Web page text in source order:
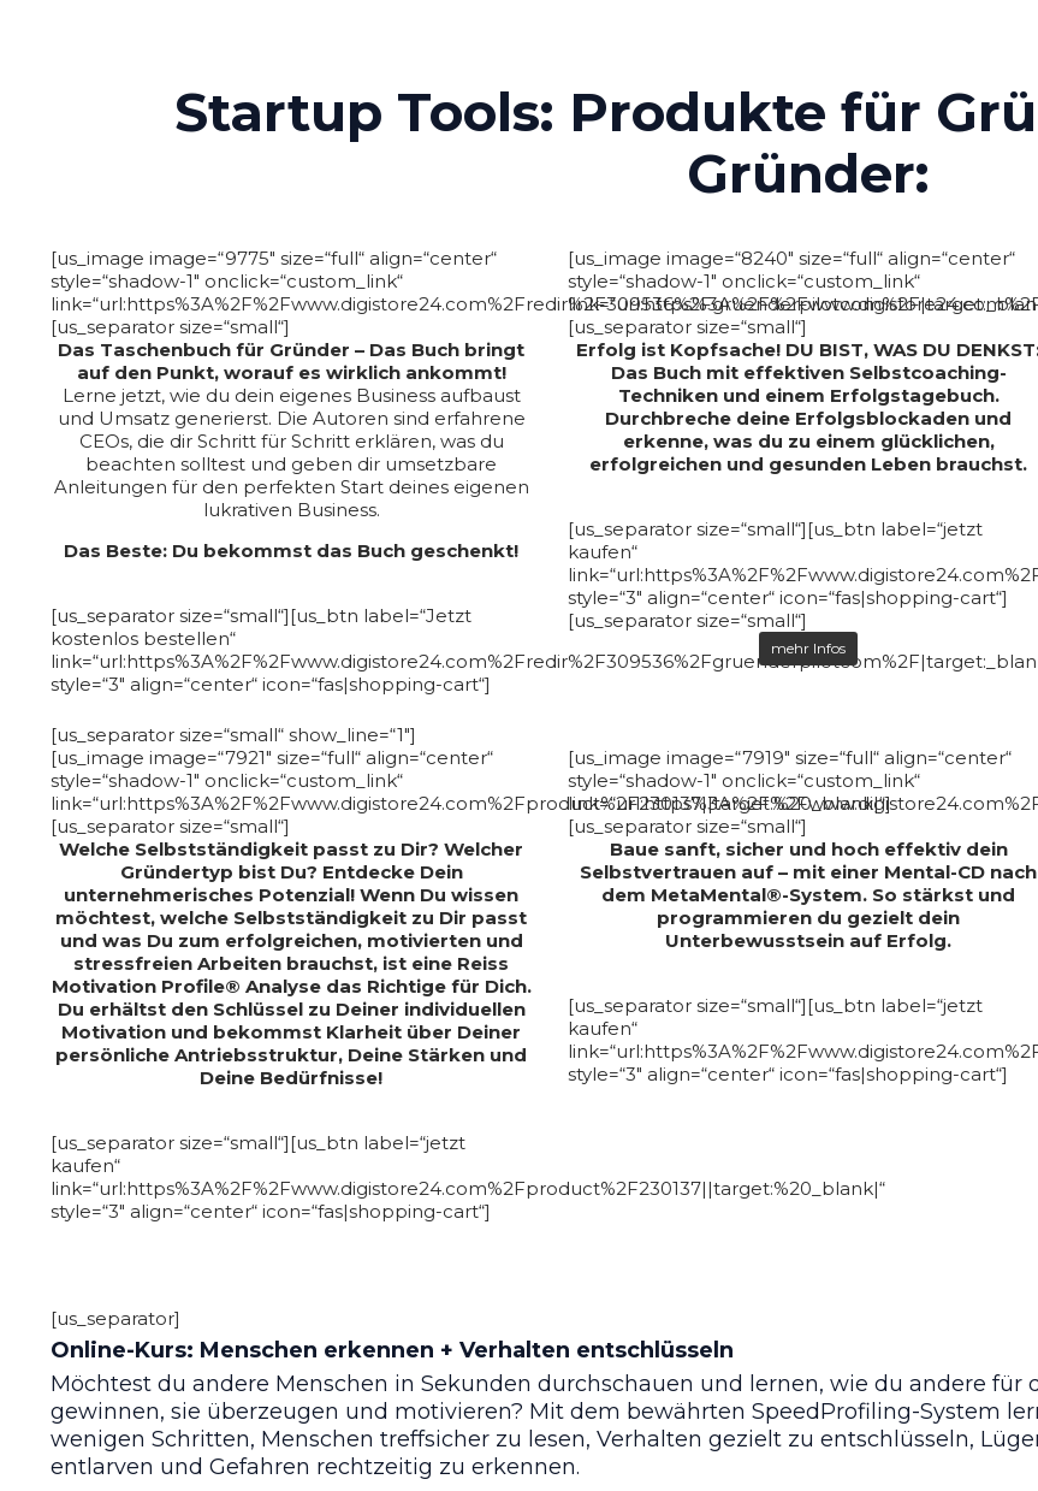
Startup Tools: Produkte für
Gründer:
[us_image image=“9775″ size=“full“ align=“center“
style=“shadow-1″ onclick=“custom_link“
[us_separator size=“small“]
Das Taschenbuch für Gründer – Das Buch bringt
auf den Punkt, worauf es wirklich ankommt!
Lerne jetzt, wie du dein eigenes Business aufbaust
und Umsatz generierst. Die Autoren sind erfahrene
CEOs, die dir Schritt für Schritt erklären, was du
beachten solltest und geben dir umsetzbare
Anleitungen für den perfekten Start deines eigenen
lukrativen Business.
Das Beste: Du bekommst das Buch geschenkt!
[us_separator size=“small“][us_btn label=“Jetzt
kostenlos bestellen“
style=“3″ align=“center“ icon=“fas|shopping-cart“]
[us_image image=“8240″ size=“full“ align=“center“
style=“shadow-1″ onclick=“custom_link“
[us_separator size=“small“]
Erfolg ist Kopfsache! DU BIST, WAS DU
Das Buch mit effektiven Selbstcoaching-
Techniken und einem Erfolgstagebuch.
Durchbreche deine Erfolgsblockaden und
erkenne, was du zu einem glücklichen,
erfolgreichen und gesunden Leben brauchst.
[us_separator size=“small“][us_btn label=“jetzt
kaufen“
style=“3″ align=“center“ icon=“fas|shopping-cart“]
[us_separator size=“small“]
mehr Infos
[us_separator size=“small“ show_line=“1″]
[us_image image=“7921″ size=“full“ align=“center“
style=“shadow-1″ onclick=“custom_link“
link=“url:https%3A%2F%2Fwww.digistore24.com%2Fproduct%2F230137||target:%20_blank|“]
[us_separator size=“small“]
Welche Selbstständigkeit passt zu Dir? Welcher
Gründertyp bist Du? Entdecke Dein
unternehmerisches Potenzial! Wenn Du wissen
möchtest, welche Selbstständigkeit zu Dir passt
und was Du zum erfolgreichen, motivierten und
stressfreien Arbeiten brauchst, ist eine Reiss
Motivation Profile® Analyse das Richtige für Dich.
Du erhältst den Schlüssel zu Deiner individuellen
Motivation und bekommst Klarheit über Deiner
persönliche Antriebsstruktur, Deine Stärken und
Deine Bedürfnisse!
[us_separator size=“small“][us_btn label=“jetzt
kaufen“
link=“url:https%3A%2F%2Fwww.digistore24.com%2Fproduct%2F230137||target:%20_blank|“
style=“3″ align=“center“ icon=“fas|shopping-cart“]
[us_image image=“7919″ size=“full“ align=“center“
style=“shadow-1″ onclick=“custom_link“
[us_separator size=“small“]
Baue sanft, sicher und hoch effektiv dein
Selbstvertrauen auf – mit einer Mental-CD nach
dem MetaMental®-System. So stärkst und
programmieren du gezielt dein
Unterbewusstsein auf Erfolg.
[us_separator size=“small“][us_btn label=“jetzt
kaufen“
style=“3″ align=“center“ icon=“fas|shopping-cart“]
[us_separator]
Online-Kurs: Menschen erkennen + Verhalten entschlüsseln
Möchtest du andere Menschen in Sekunden durchschauen und lernen, wie du andere für
gewinnen, sie überzeugen und motivieren? Mit dem bewährten SpeedProfiling-System
wenigen Schritten, Menschen treffsicher zu lesen, Verhalten gezielt zu entschlüsseln,
entlarven und Gefahren rechtzeitig zu erkennen.